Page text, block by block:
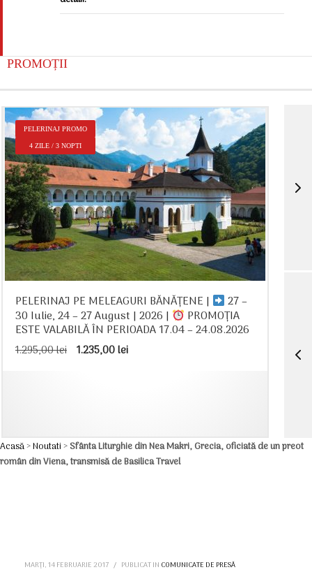
PROMOȚII
PELERINAJ PROMO
4 ZILE / 3 NOPTI
PELERINAJ PE MELEAGURI BĂNĂȚENE | 27 –
30 Iulie, 24 – 27 August | 2026 | PROMOȚIA
ESTE VALABILĂ ÎN PERIOADA 17.04 – 24.08.2026
1.295,00lei Prețul
1.235,00leiPrețul
Acasă>Noutati>Sfânta Liturghie din Nea Makri, Grecia, oficiată de un preot
român din Viena, transmisă de Basilica Travel
MARȚI, 14 FEBRUARIE 2017 / PUBLICAT IN COMUNICATE DE PRESĂ